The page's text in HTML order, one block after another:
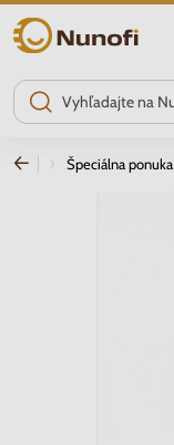
Nunofi.sk
Špeciálna ponuka